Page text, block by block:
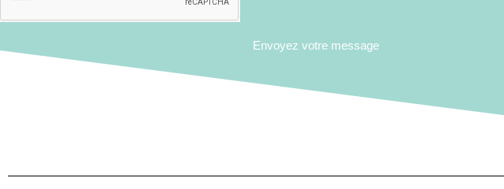
Envoyez votre message